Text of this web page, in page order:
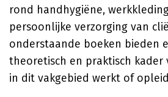
rond handhygiëne,
persoonlijke verzorging van
onderstaande boeken bieden
theoretisch en praktisch kader
in dit vakgebied werkt of